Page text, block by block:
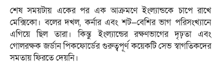
শেষ সময়টায় একের পর এক আক্রমণে ইংল্যান্ডকে চাপে রাখে
মেক্সিকো। বলের দখল, কর্নার এবং শট—বেশির ভাগ পরিসংখ্যানে
এগিয়ে ছিল তারা। কিন্তু ইংল্যান্ডের রক্ষণভাগের দৃঢ়তা এবং
গোলরক্ষক জর্ডান পিকফোর্ডের গুরুত্বপূর্ণ কয়েকটি সেভ স্বাগতিকদের
সমতায় ফিরতে দেয়নি।